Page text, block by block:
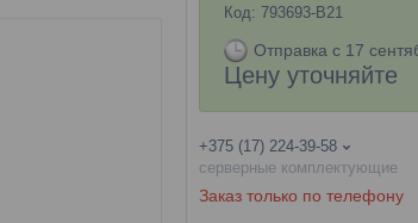
Код: 793693-B21
Отправка с 17
Цену уточняйте
+375 (17) 224-39-58
серверные комплектующие
Заказ только по телефону